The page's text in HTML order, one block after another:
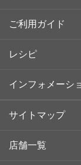
ご利用ガイド
レシピ
インフォメーシ
サイトマップ
店舗一覧